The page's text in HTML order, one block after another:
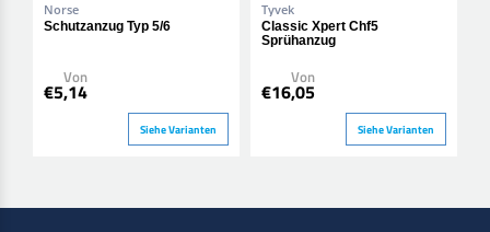
Norse
Schutzanzug Typ 5/6
Von
€5,14
Siehe Varianten
Tyvek
Classic Xpert Chf5
Sprühanzug
Von
€16,05
Siehe Varianten